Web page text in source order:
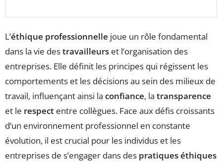
L’éthique professionnelle joue un rôle fondamental
dans la vie destravailleurs et l’organisation des
entreprises. Elle définit les principes qui régissent les
comportements et les décisions au sein des milieux de
travail, influençant ainsi la confiance, la transparence
et le respect entre collègues. Face aux défis croissants
d’un environnement professionnel en constante
évolution, il est crucial pour les individus et les
entreprises de s’engager dans des pratiques éthiques